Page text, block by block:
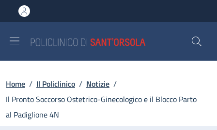
al contenuto principale
to footer content
Briciole di pane
Home / Il Policlinico / Notizie /
Il Pronto Soccorso Ostetrico-Ginecologico e il Blocco Parto
al Padiglione 4N